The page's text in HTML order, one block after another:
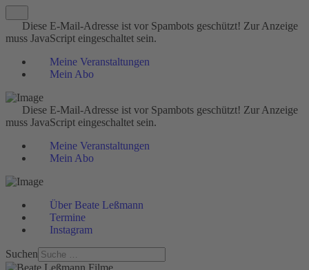
Diese E-Mail-Adresse ist vor Spambots geschützt! Zur Anzeige
muss JavaScript eingeschaltet sein.
Meine Veranstaltungen
Mein Abo
Diese E-Mail-Adresse ist vor Spambots geschützt! Zur Anzeige
muss JavaScript eingeschaltet sein.
Meine Veranstaltungen
Mein Abo
Über Beate Leßmann
Termine
Instagram
Suchen